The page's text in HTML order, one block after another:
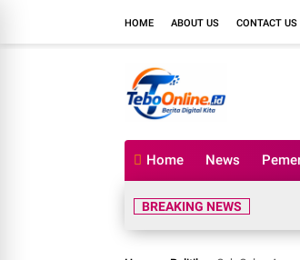
HOME ABOUT US CONTACT US
Home News
BREAKING NEWS